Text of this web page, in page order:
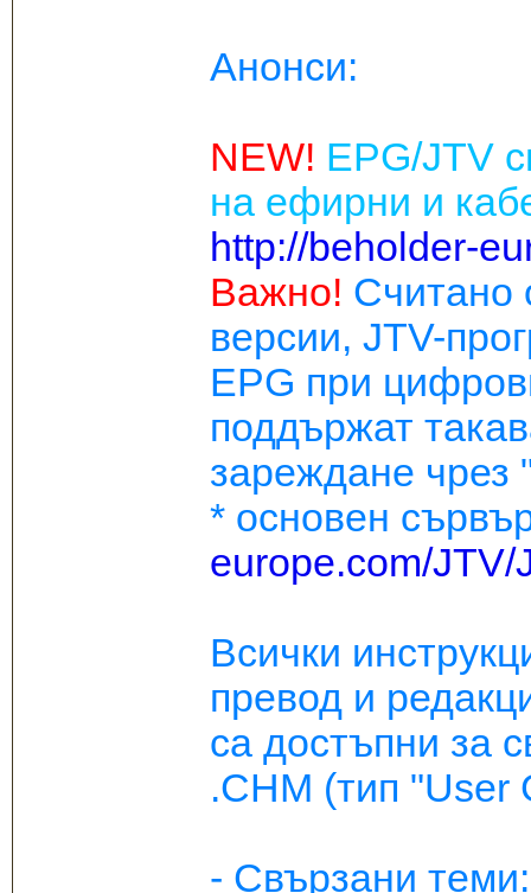
Анонси:
NEW! EPG/JTV
на ефирни и
http://beholder-
Важно! Считано
версии, JTV-
EPG при
поддържат
зареждане чрез
* основен
europe.com/JTV/
Всички
превод и
са достъпни за
.CHM (тип "User
- Свързани